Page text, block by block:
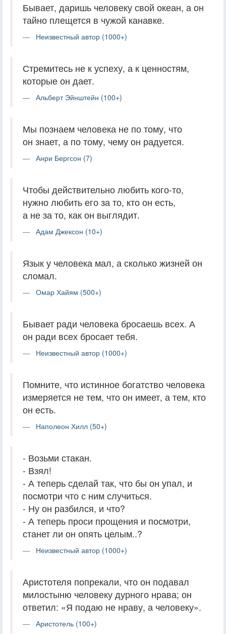
Бывает, даришь человеку свой океан, а он
тайно плещется в чужой канавке.
Неизвестный автор (1000+)
Стремитесь не к успеху, а к ценностям,
которые он дает​.
Альберт Эйнштейн (100+)
Мы познаем человека не по тому, что
он знает, а по тому, чему он радуется.
Анри Бергсон (7)
Чтобы действительно любить кого-то,
нужно любить его за то, кто он есть,
а не за то, как он выглядит.
Адам Джексон (10+)
Язык у человека мал, а сколько жизней он
сломал.
Омар Хайям (500+)
Бывает ради человека бросаешь всех. А
он ради всех бросает тебя.
Неизвестный автор (1000+)
Помните, что истинное богатство человека
измеряется не тем, что он имеет, а тем, кто
он есть.
Наполеон Хилл (50+)
- Возьми стакан.
- Взял!
- А теперь сделай так, что бы он упал, и
посмотри что с ним случиться.
- Ну он разбился, и что?
- А теперь проси прощения и посмотри,
станет ли он опять целым..?
Неизвестный автор (1000+)
Аристотеля попрекали, что он подавал
милостыню человеку дурного нрава; он
ответил: «Я подаю не нраву, а человеку».
Аристотель (100+)